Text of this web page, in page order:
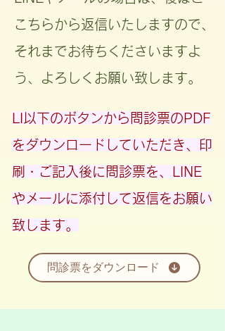
こちらから返信いたしますので、
それまでお待ちくださいますよ
う、よろしくお願い致します。
LI以下のボタンから問診票のPDF
をダウンロードしていただき、印
刷・ご記入後に問診票を、LINE
やメールに添付して返信をお願い
致します。
問診票をダウンロード